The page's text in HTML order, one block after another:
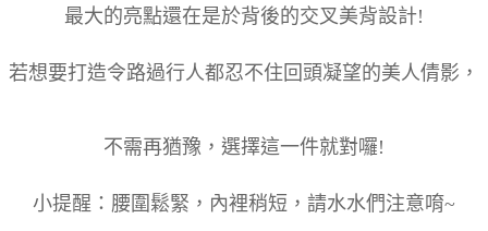
最大的亮點還在是於背後的交叉美背設計!
若想要打造令路過行人都忍不住回頭凝望的美人倩影，
不需再猶豫，選擇這一件就對囉!
小提醒：腰圍鬆緊，內裡稍短，請水水們注意唷~